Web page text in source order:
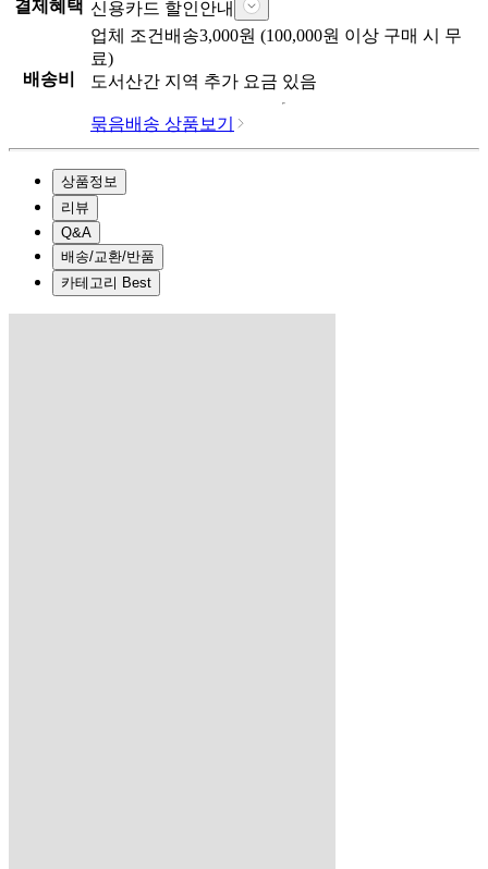
결제혜택 신용카드 할인안내
배송비
업체 조건배송3,000원 (100,000원 이상 구매 시 무
료)
도서산간 지역 추가 요금 있음
묶음배송 상품보기
상품정보
리뷰
Q&A
배송/교환/반품
카테고리 Best